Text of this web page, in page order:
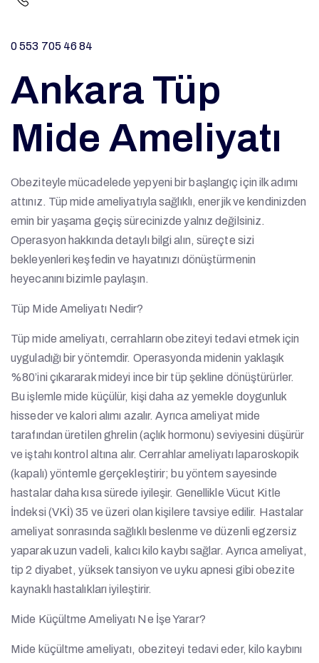
0 553 705 46 84
Ankara Tüp
Mide Ameliyatı
Obeziteyle mücadelede yepyeni bir başlangıç için ilk adımı
attınız. Tüp mide ameliyatıyla sağlıklı, enerjik ve kendinizden
emin bir yaşama geçiş sürecinizde yalnız değilsiniz.
Operasyon hakkında detaylı bilgi alın, süreçte sizi
bekleyenleri keşfedin ve hayatınızı dönüştürmenin
heyecanını bizimle paylaşın.
Tüp Mide Ameliyatı Nedir?
Tüp mide ameliyatı, cerrahların obeziteyi tedavi etmek için
uyguladığı bir yöntemdir. Operasyonda midenin yaklaşık
%80’ini çıkararak mideyi ince bir tüp şekline dönüştürürler.
Bu işlemle mide küçülür, kişi daha az yemekle doygunluk
hisseder ve kalori alımı azalır. Ayrıca ameliyat mide
tarafından üretilen ghrelin (açlık hormonu) seviyesini düşürür
ve iştahı kontrol altına alır. Cerrahlar ameliyatı laparoskopik
(kapalı) yöntemle gerçekleştirir; bu yöntem sayesinde
hastalar daha kısa sürede iyileşir. Genellikle Vücut Kitle
İndeksi (VKİ) 35 ve üzeri olan kişilere tavsiye edilir. Hastalar
ameliyat sonrasında sağlıklı beslenme ve düzenli egzersiz
yaparak uzun vadeli, kalıcı kilo kaybı sağlar. Ayrıca ameliyat,
tip 2 diyabet, yüksek tansiyon ve uyku apnesi gibi obezite
kaynaklı hastalıkları iyileştirir.
Mide Küçültme Ameliyatı Ne İşe Yarar?
Mide küçültme ameliyatı, obeziteyi tedavi eder, kilo kaybını